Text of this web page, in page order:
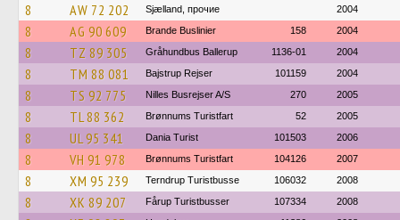
8 AW 72 202 Sjælland, прочие 2004
8 AG 90 609 Brande Buslinier 158 2004
8 TZ 89 305 Gråhundbus Ballerup 1136-01 2004
8 TM 88 081 Bajstrup Rejser 101159 2004
8 TS 92 775 Nilles Busrejser A/S 270 2005
8 TL 88 362 Brønnums Turistfart 52 2005
8 UL 95 341 Dania Turist 101503 2006
8 VH 91 978 Brønnums Turistfart 104126 2007
8 XM 95 239 Terndrup Turistbusse 106032 2008
8 XK 89 207 Fårup Turistbusser 107334 2008